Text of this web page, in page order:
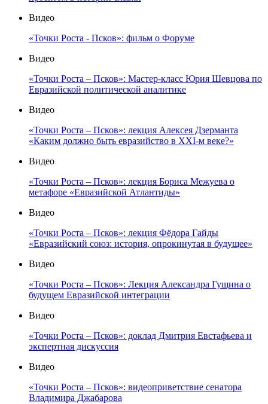
Видео
«Точки Роста - Псков»: фильм о Форуме
Видео
«Точки Роста – Псков»: Мастер-класс Юрия Шевцова по
Евразийской политической аналитике
Видео
«Точки Роста – Псков»: лекция Алексея Дзерманта
«Каким должно быть евразийство в XXI-м веке?»
Видео
«Точки Роста – Псков»: лекция Бориса Межуева о
метафоре «Евразийской Атлантиды»
Видео
«Точки Роста – Псков»: лекция Фёдора Гайды
«Евразийский союз: история, опрокинутая в будущее»
Видео
«Точки Роста – Псков»: Лекция Александра Гущина о
будущем Евразийской интеграции
Видео
«Точки Роста – Псков»: доклад Дмитрия Евстафьева и
экспертная дискуссия
Видео
«Точки Роста – Псков»: видеоприветствие сенатора
Владимира Джабарова